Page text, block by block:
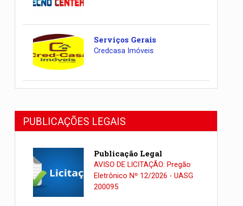
Serviços Gerais
Credcasa Imóveis
PUBLICAÇÕES LEGAIS
Publicação Legal
AVISO DE LICITAÇÃO: Pregão
Eletrônico Nº 12/2026 - UASG
200095